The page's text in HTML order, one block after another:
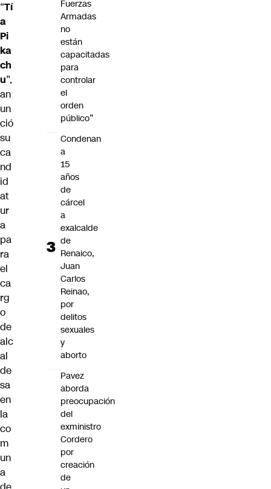
“Tí
a
Pi
ka
ch
u”,
an
un
ció
su
ca
nd
id
at
ur
a
pa
ra
el
ca
rg
o
de
alc
al
de
sa
en
la
co
m
un
a
Fuerzas
Armadas
no
están
capacitadas
para
controlar
el
orden
público”
Condenan
a
15
años
de
cárcel
a
exalcalde
de
Renaico,
Juan
Carlos
Reinao,
por
delitos
sexuales
y
aborto
Pavez
aborda
preocupación
del
exministro
Cordero
por
creación
de